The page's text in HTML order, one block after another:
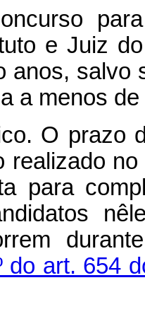
e Juiz
anos, salvo
a menos
O prazo
realizado
para
do art. 654